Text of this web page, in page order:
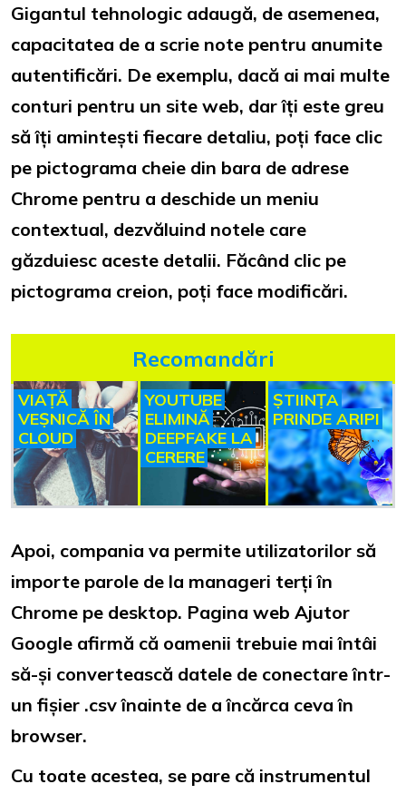
Gigantul tehnologic adaugă, de asemenea,
capacitatea de a scrie note pentru anumite
autentificări. De exemplu, dacă ai mai multe
conturi pentru un site web, dar îți este greu
să îți amintești fiecare detaliu, poți face clic
pe pictograma cheie din bara de adrese
Chrome pentru a deschide un meniu
contextual, dezvăluind notele care
găzduiesc aceste detalii. Făcând clic pe
pictograma creion, poți face modificări.
Recomandări
VIAȚĂ
VEȘNICĂ ÎN
CLOUD
YOUTUBE
ELIMINĂ
DEEPFAKE LA
CERERE
ȘTIINȚA
PRINDE ARIPI
Apoi, compania va permite utilizatorilor să
importe parole de la manageri terți în
Chrome pe desktop. Pagina web Ajutor
Google afirmă că oamenii trebuie mai întâi
să-și convertească datele de conectare într-
un fișier .csv înainte de a încărca ceva în
browser.
Cu toate acestea, se pare că instrumentul